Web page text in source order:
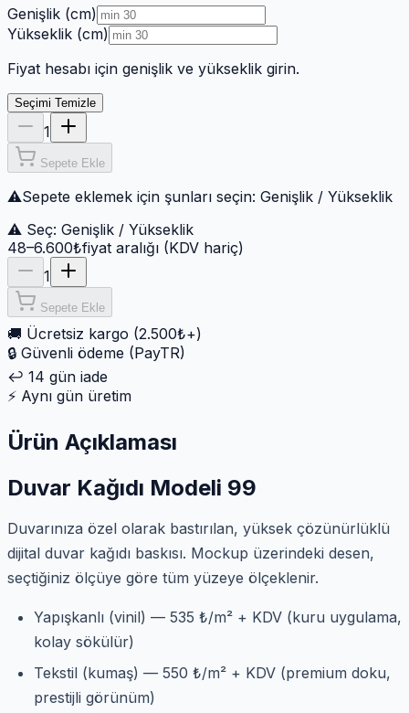
Genişlik (cm)
Yükseklik (cm)
Fiyat hesabı için genişlik ve yükseklik girin.
Seçimi Temizle
1
Sepete Ekle
⚠Sepete eklemek için şunları seçin: Genişlik / Yükseklik
⚠ Seç: Genişlik / Yükseklik
48–6.600₺fiyat aralığı (KDV hariç)
1
Sepete Ekle
🚚 Ücretsiz kargo (2.500₺+)
🔒 Güvenli ödeme (PayTR)
↩️ 14 gün iade
⚡ Aynı gün üretim
Ürün Açıklaması
Duvar Kağıdı Modeli 99
Duvarınıza özel olarak bastırılan, yüksek çözünürlüklü
dijital duvar kağıdı baskısı. Mockup üzerindeki desen,
seçtiğiniz ölçüye göre tüm yüzeye ölçeklenir.
Yapışkanlı (vinil) — 535 ₺/m² + KDV (kuru uygulama,
kolay sökülür)
Tekstil (kumaş) — 550 ₺/m² + KDV (premium doku,
prestijli görünüm)